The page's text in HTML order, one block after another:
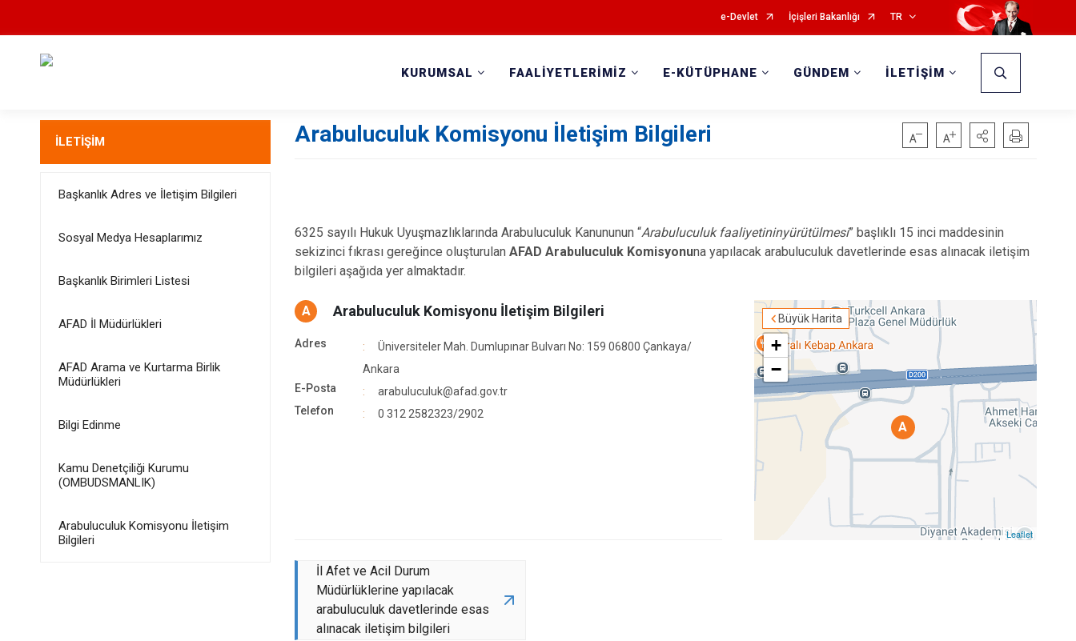
e-Devlet İçişleri Bakanlığı TR
KURUMSAL FAALİYETLERİMİZ E-KÜTÜPHANE GÜNDEM İLETİŞİM
İLETİŞİM
Başkanlık Adres ve İletişim Bilgileri
Sosyal Medya Hesaplarımız
Başkanlık Birimleri Listesi
AFAD İl Müdürlükleri
AFAD Arama ve Kurtarma Birlik
Müdürlükleri
Bilgi Edinme
Kamu Denetçiliği Kurumu
(OMBUDSMANLIK)
Arabuluculuk Komisyonu İletişim
Bilgileri
Arabuluculuk Komisyonu İletişim Bilgileri
6325 sayılı Hukuk Uyuşmazlıklarında Arabuluculuk Kanununun “Arabuluculuk faaliyetininyürütülmesi” başlıklı 15 inci maddesinin
sekizinci fıkrası gereğince oluşturulanAFAD Arabuluculuk Komisyonuna yapılacak arabuluculuk davetlerinde esas alınacak iletişim
bilgileri aşağıda yer almaktadır.
Büyük Harita
A
+
−
Leaflet
A Arabuluculuk Komisyonu İletişim Bilgileri
Adres
Üniversiteler Mah. Dumlupınar Bulvarı No: 159 06800 Çankaya/
Ankara
E-Posta
arabuluculuk@afad.gov.tr
Telefon
0 312 2582323/2902
İl Afet ve Acil Durum
Müdürlüklerine yapılacak
arabuluculuk davetlerinde esas
alınacak iletişim bilgileri